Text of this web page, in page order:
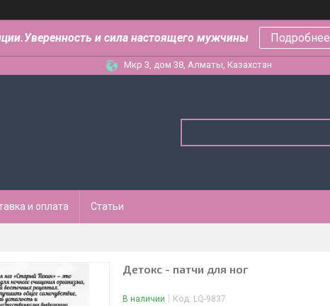
и сила настоящего мужчины Подробнее
Мкр 3, дом 38, Алматы, Казахстан
и оплата Статьи
Детокс - патчи для ног
В наличии Код: LQ-9837